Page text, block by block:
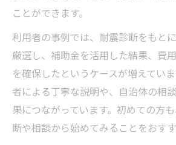
ことができます。
利用者の事例では、耐震診断をもと
厳選し、補助金を活用した結果、費
を確保したというケースが増えてい
者による丁寧な説明や、自治体の相
果につながっています。初めての方
断や相談から始めてみることをおすす